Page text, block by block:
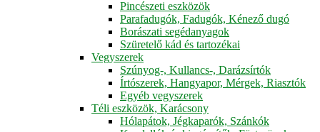
Pincészeti eszközök
Parafadugók, Fadugók, Kénező dugó
Borászati segédanyagok
Szüretelő kád és tartozékai
Vegyszerek
Szúnyog-, Kullancs-, Darázsírtók
Írtószerek, Hangyapor, Mérgek, Riasztók
Egyéb vegyszerek
Téli eszközök, Karácsony
Hólapátok, Jégkaparók, Szánkók